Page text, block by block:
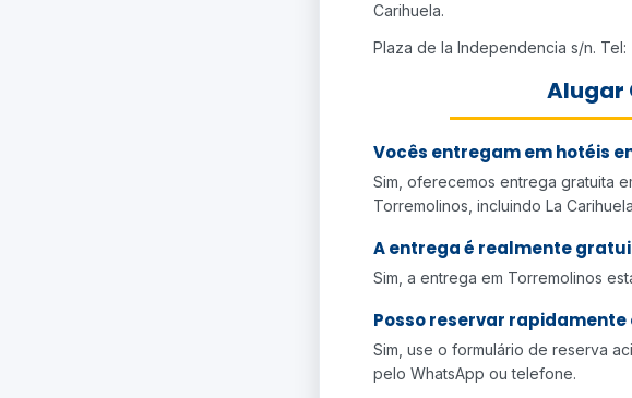
Carihuela.
Plaza de la Independencia s/n. Tel:
Alugar
Vocês entregam em hotéis
Sim, oferecemos entrega gratuita
Torremolinos, incluindo La
A entrega é realmente
Sim, a entrega em Torremolinos
Posso reservar rapidamente
Sim, use o formulário de reserva
pelo WhatsApp ou telefone.